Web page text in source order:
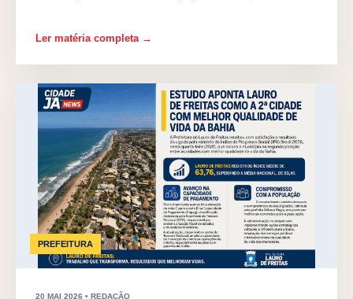
Ler matéria completa →
PREFEITURA
20 MAI 2026 • REDAÇÃO